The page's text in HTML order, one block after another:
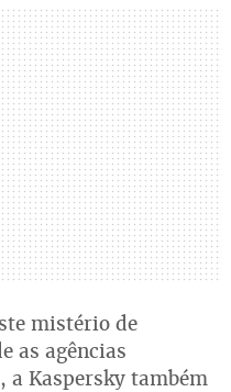
mistério de
as agências
a Kaspersky também